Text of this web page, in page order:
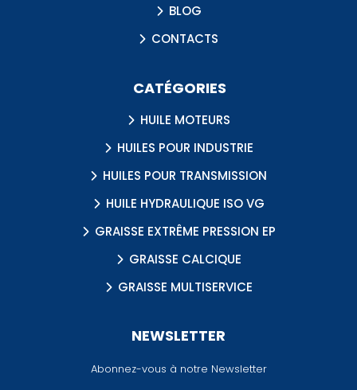
BLOG
CONTACTS
CATÉGORIES
HUILE MOTEURS
HUILES POUR INDUSTRIE
HUILES POUR TRANSMISSION
HUILE HYDRAULIQUE ISO VG
GRAISSE EXTRÊME PRESSION EP
GRAISSE CALCIQUE
GRAISSE MULTISERVICE
NEWSLETTER
Abonnez-vous à notre Newsletter